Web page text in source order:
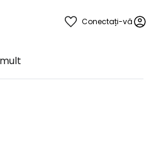
Conectați-vă